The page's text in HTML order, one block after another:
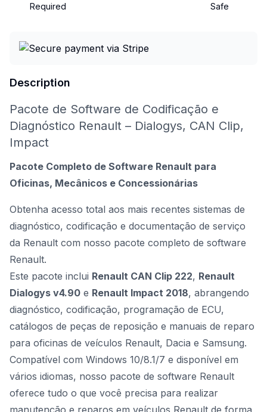
Required
Safe
Description
Pacote de Software de Codificação e
Diagnóstico Renault – Dialogys, CAN Clip,
Impact
Pacote Completo de Software Renault para
Oficinas, Mecânicos e Concessionárias
Obtenha acesso total aos mais recentes sistemas de
diagnóstico, codificação e documentação de serviço
da Renault com nosso pacote completo de software
Renault.
Este pacote inclui Renault CAN Clip 222, Renault
Dialogys v4.90 e Renault Impact 2018, abrangendo
diagnóstico, codificação, programação de ECU,
catálogos de peças de reposição e manuais de reparo
para oficinas de veículos Renault, Dacia e Samsung.
Compatível com Windows 10/8.1/7 e disponível em
vários idiomas, nosso pacote de software Renault
oferece tudo o que você precisa para realizar
manutenção e reparos em veículos Renault de forma